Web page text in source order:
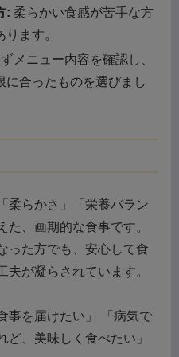
: 柔らかい食感が苦手な方
ます。
メニュー内容を確認し、
に合ったものを選びまし
柔らかさ」「栄養バラン
た、画期的な食事です。
った方でも、安心して食
が凝らされています。
事を届けたい」 「病気で
、美味しく食べたい」